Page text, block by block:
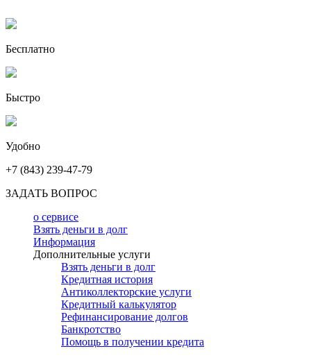
Бесплатно
Быстро
Удобно
+7 (843) 239-47-79
ЗАДАТЬ ВОПРОС
о сервисе
Взять деньги в долг
Информация
Дополнительные услуги
Взять деньги в долг
Кредитная история
Антиколлекторские услуги
Кредитный калькулятор
Рефинансирование долгов
Банкротство
Помощь в получении кредита